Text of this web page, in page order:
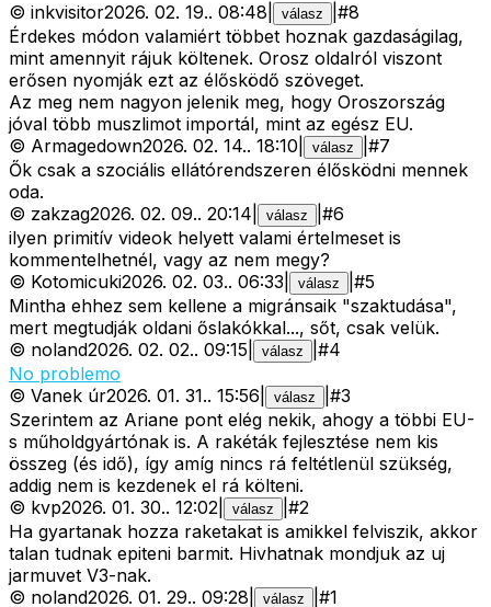
© inkvisitor2026. 02. 19.. 08:48 válasz #8
Érdekes módon valamiért többet hoznak gazdaságilag,
mint amennyit rájuk költenek. Orosz oldalról viszont
erősen nyomják ezt az élősködő szöveget.
Az meg nem nagyon jelenik meg, hogy Oroszország
jóval több muszlimot importál, mint az egész EU.
© Armagedown2026. 02. 14.. 18:10 válasz #7
Ők csak a szociális ellátórendszeren élősködni mennek
oda.
© zakzag2026. 02. 09.. 20:14 válasz #6
ilyen primitív videok helyett valami értelmeset is
kommentelhetnél, vagy az nem megy?
© Kotomicuki2026. 02. 03.. 06:33 válasz #5
Mintha ehhez sem kellene a migránsaik "szaktudása",
mert megtudják oldani őslakókkal..., sőt, csak velük.
© noland2026. 02. 02.. 09:15 válasz #4
No problemo
© Vanek úr2026. 01. 31.. 15:56 válasz #3
Szerintem az Ariane pont elég nekik, ahogy a többi EU-
s műholdgyártónak is. A rakéták fejlesztése nem kis
összeg (és idő), így amíg nincs rá feltétlenül szükség,
addig nem is kezdenek el rá költeni.
© kvp2026. 01. 30.. 12:02 válasz #2
Ha gyartanak hozza raketakat is amikkel felviszik, akkor
talan tudnak epiteni barmit. Hivhatnak mondjuk az uj
jarmuvet V3-nak.
© noland2026. 01. 29.. 09:28 válasz #1